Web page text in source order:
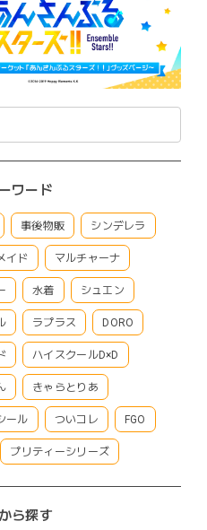
ワード
事後物販 シンデレラ
イド マルチャーナ
水着 シュエン
ラプラス DORO
ハイスクールD×D
きゃらとりあ
ール ついコレ FGO
プリティーシリーズ
ら探す